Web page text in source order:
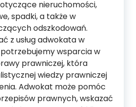
nieruchomości,
spadki, a także w
odszkodowań.
z usług adwokata w
wsparcia w
prawniczej, która
wiedzy prawniczej
Adwokat może pomóc
prawnych, wskazać